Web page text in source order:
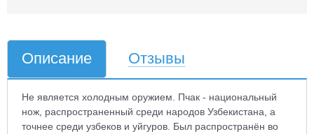
Описание Отзывы
Не является холодным оружием. Пчак - национальный
нож, распространенный среди народов Узбекистана, а
точнее среди узбеков и уйгуров. Был распространён во